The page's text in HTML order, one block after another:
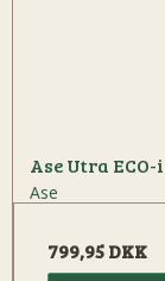
Ase Utra ECO-i
Ase
799,95 DKK